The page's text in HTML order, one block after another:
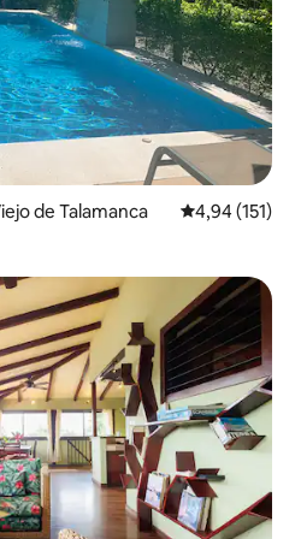
de Talamanca Gemiddelde
4,94 (151)